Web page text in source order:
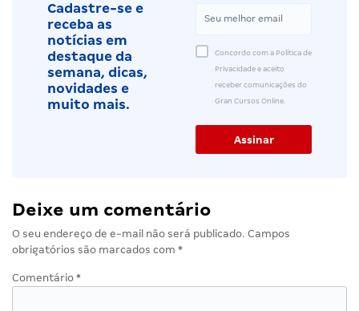
Cadastre-se e
receba as
notícias em
destaque da
semana, dicas,
novidades e
muito mais.
Concordo com a Política de
Privacidade e aceito
receber comunicações do
Gran Cursos Online.
Deixe um comentário
O seu endereço de e-mail não será publicado. Campos
obrigatórios são marcados com *
Comentário *